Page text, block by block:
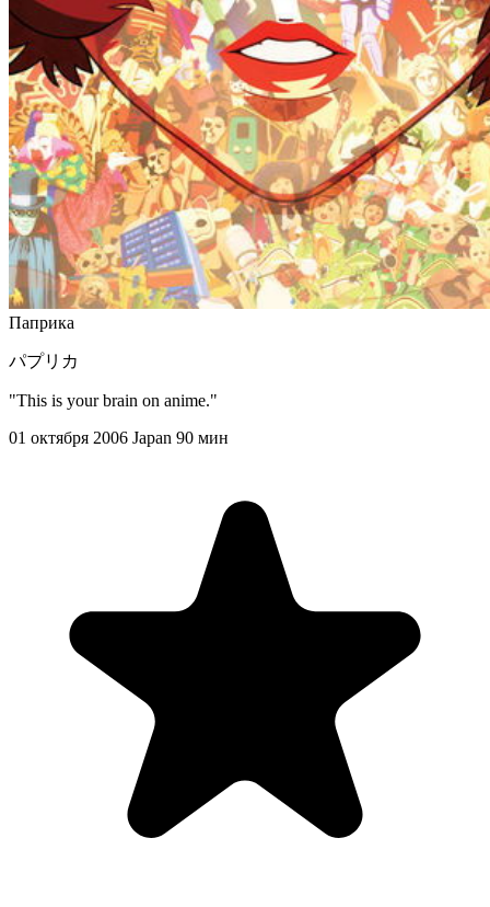
Паприка
パプリカ
"This is your brain on anime."
01 октября 2006 Japan 90 мин